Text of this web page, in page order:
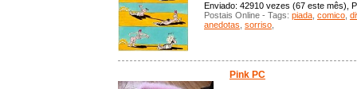
Enviado: 42910 vezes (67 este mês),
Postais Online - Tags: piada comico
anedotas sorriso
Pink PC